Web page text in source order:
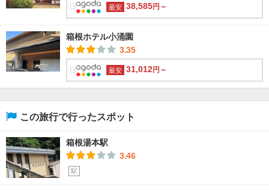
最安 38,585円～
箱根ホテル小涌園
3.35
最安 31,012円～
この旅行で行ったスポット
箱根湯本駅
3.46
駅